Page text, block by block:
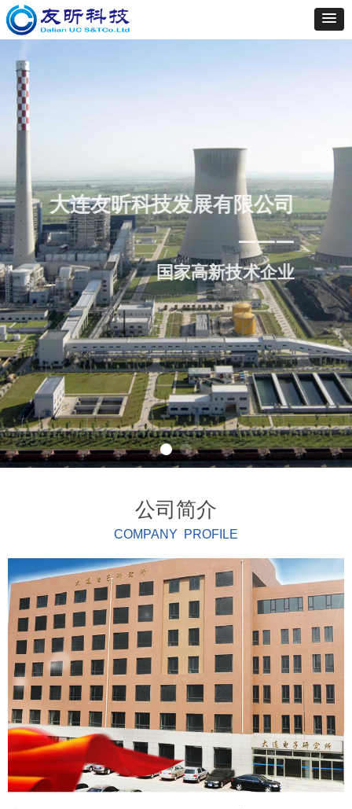
大连友昕科技发展有限公司
———
国家高新技术企业
公司简介
COMPANY PROFILE